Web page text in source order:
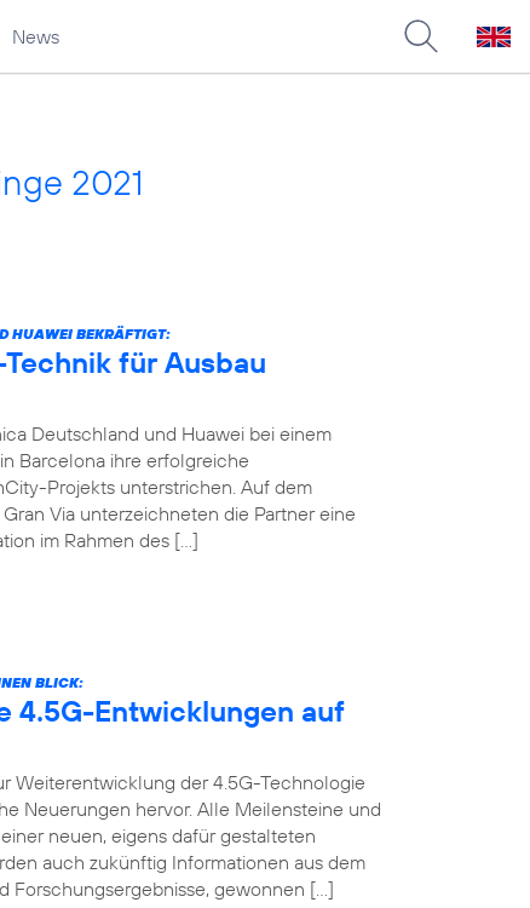
News
2021
HUAWEI BEKRÄFTIGT:
für Ausbau
Deutschland und Huawei bei einem
Barcelona ihre erfolgreiche
Projekts unterstrichen. Auf dem
Via unterzeichneten die Partner eine
im Rahmen des […]
BLICK:
4.5G-Entwicklungen auf
Weiterentwicklung der 4.5G-Technologie
Neuerungen hervor. Alle Meilensteine und
neuen, eigens dafür gestalteten
auch zukünftig Informationen aus dem
Forschungsergebnisse, gewonnen […]